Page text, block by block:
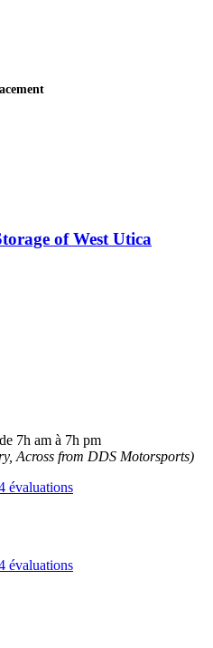
of West Utica
7h am à 7h pm
Across from DDS Motorsports)
évaluations
évaluations